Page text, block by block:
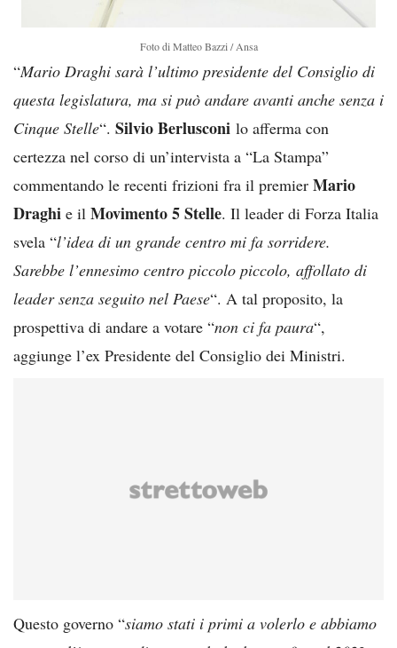
Foto di Matteo Bazzi / Ansa
“Mario Draghi sarà l’ultimo presidente del Consiglio di
questa legislatura, ma si può andare avanti anche senza i
Cinque Stelle“. Silvio Berlusconi lo afferma con
certezza nel corso di un’intervista a “La Stampa”
commentando le recenti frizioni fra il premier Mario
Draghi e il Movimento 5 Stelle. Il leader di Forza Italia
svela “l’idea di un grande centro mi fa sorridere.
Sarebbe l’ennesimo centro piccolo piccolo, affollato di
leader senza seguito nel Paese“. A tal proposito, la
prospettiva di andare a votare “non ci fa paura“,
aggiunge l’ex Presidente del Consiglio dei Ministri.
Questo governo “siamo stati i primi a volerlo e abbiamo